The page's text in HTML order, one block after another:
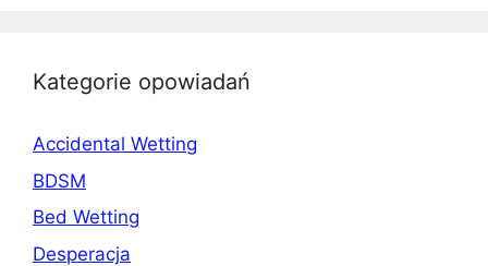
Kategorie opowiadań
Accidental Wetting
BDSM
Bed Wetting
Desperacja